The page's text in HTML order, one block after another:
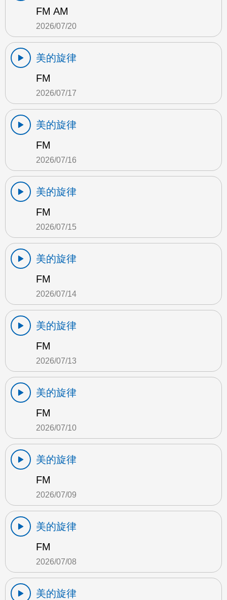
FM AM
2026/07/20
美的旋律
FM
2026/07/17
美的旋律
FM
2026/07/16
美的旋律
FM
2026/07/15
美的旋律
FM
2026/07/14
美的旋律
FM
2026/07/13
美的旋律
FM
2026/07/10
美的旋律
FM
2026/07/09
美的旋律
FM
2026/07/08
美的旋律